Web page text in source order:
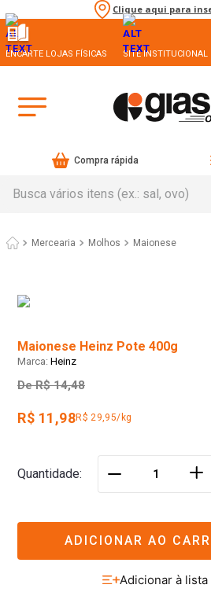
Clique aqui para
ENCARTE LOJAS FÍSICAS SITE INSTITUCIONAL
Compra rápida
Mercearia Molhos Maionese
Maionese Heinz Pote 400g
Heinz
De R$ 14,48
R$ 11,98R$ 29,95/kg
Quantidade ＋
ADICIONAR AO